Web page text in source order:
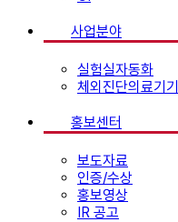
사업분야
실험실자동화
체외진단의료기기
홍보센터
보도자료
인증/수상
홍보영상
IR 공고